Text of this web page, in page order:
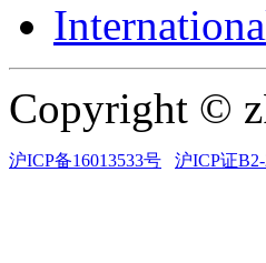
Copyright ©
沪ICP备16013533号 沪ICP证